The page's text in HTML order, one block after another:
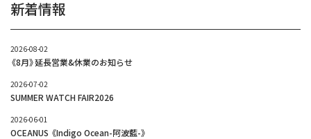
新着情報
2026-08-02
《8月》延長営業&休業のお知らせ
2026-07-02
SUMMER WATCH FAIR2026
2026-06-01
OCEANUS 《Indigo Ocean-阿波藍-》